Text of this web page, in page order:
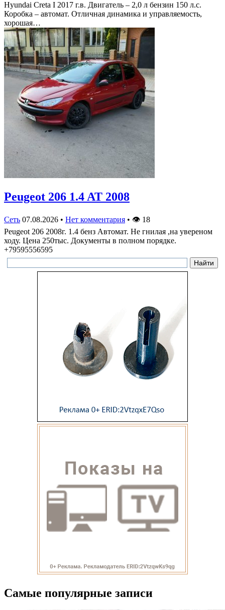
Hyundai Creta I 2017 г.в. Двигатель – 2,0 л бензин 150 л.с.
Коробка – автомат. Отличная динамика и управляемость,
хорошая…
Peugeot 206 1.4 AT 2008
Сеть 07.08.2026 • Нет комментария • 👁 18
Peugeot 206 2008г. 1.4 бенз Автомат. Не гнилая ,на увереном
ходу. Цена 250тыс. Документы в полном порядке.
+79595556595
Самые популярные записи